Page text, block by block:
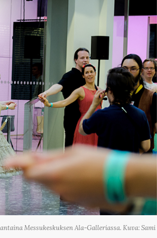
Messukeskuksen Ala-Galleriassa. Kuva: Sami